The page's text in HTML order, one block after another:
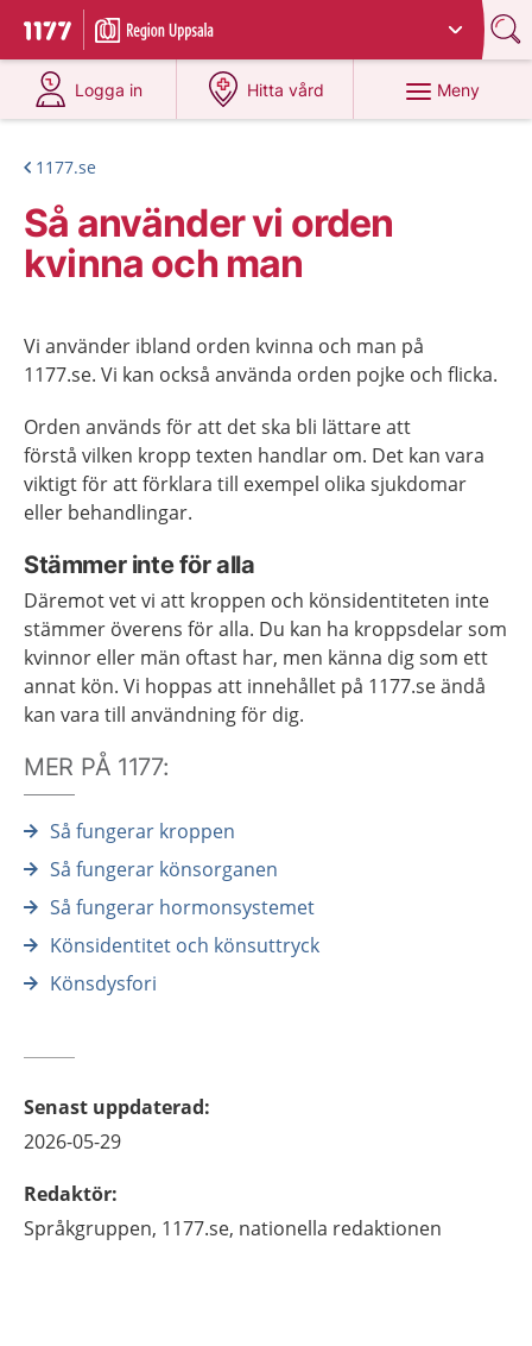
Till startsidan för 1177
Du har valt region
Logga in
på 1177.se
Hitta vård
på 1177.se
Meny
1177.se
Så använder vi orden
kvinna och man
Vi använder ibland orden kvinna och man på
1177.se. Vi kan också använda orden pojke och flicka.
Orden används för att det ska bli lättare att
förstå vilken kropp texten handlar om. Det kan vara
viktigt för att förklara till exempel olika sjukdomar
eller behandlingar.
Stämmer inte för alla
Däremot vet vi att kroppen och könsidentiteten inte
stämmer överens för alla. Du kan ha kroppsdelar som
kvinnor eller män oftast har, men känna dig som ett
annat kön. Vi hoppas att innehållet på 1177.se ändå
kan vara till användning för dig.
MER PÅ 1177:
Så fungerar kroppen
Så fungerar könsorganen
Så fungerar hormonsystemet
Könsidentitet och könsuttryck
Könsdysfori
Senast uppdaterad:
2026-05-29
Redaktör:
Språkgruppen, 1177.se, nationella redaktionen